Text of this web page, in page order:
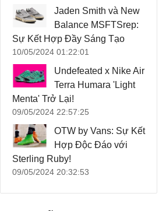
Jaden Smith và New
Balance MSFTSrep:
Sự Kết Hợp Đầy Sáng Tạo
10/05/2024 01:22:01
Undefeated x Nike Air
Terra Humara 'Light
Menta' Trở Lại!
09/05/2024 22:57:25
OTW by Vans: Sự Kết
Hợp Độc Đáo với
Sterling Ruby!
09/05/2024 20:32:53